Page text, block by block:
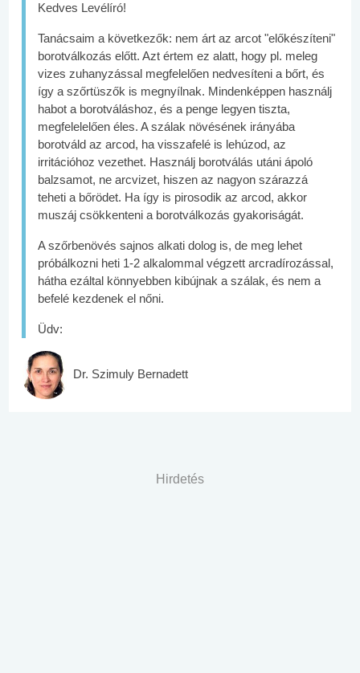
Kedves Levélíró!
Tanácsaim a következők: nem árt az arcot "előkészíteni"
borotválkozás előtt. Azt értem ez alatt, hogy pl. meleg
vizes zuhanyzással megfelelően nedvesíteni a bőrt, és
így a szőrtüszők is megnyílnak. Mindenképpen használj
habot a borotváláshoz, és a penge legyen tiszta,
megfelelelően éles. A szálak növésének irányába
borotváld az arcod, ha visszafelé is lehúzod, az
irritációhoz vezethet. Használj borotválás utáni ápoló
balzsamot, ne arcvizet, hiszen az nagyon szárazzá
teheti a bőrödet. Ha így is pirosodik az arcod, akkor
muszáj csökkenteni a borotválkozás gyakoriságát.
A szőrbenövés sajnos alkati dolog is, de meg lehet
próbálkozni heti 1-2 alkalommal végzett arcradírozással,
hátha ezáltal könnyebben kibújnak a szálak, és nem a
befelé kezdenek el nőni.
Üdv:
Dr. Szimuly Bernadett
Hirdetés